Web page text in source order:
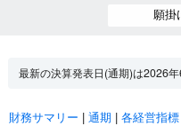
願掛
最新の決算発表日(通期)は2026
財務サマリー | 通期 | 各経営指標